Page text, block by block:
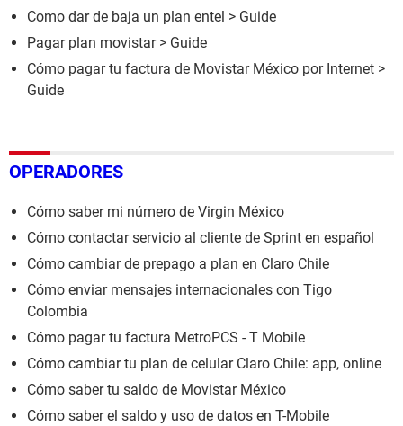
Como dar de baja un plan entel > Guide
Pagar plan movistar> Guide
Cómo pagar tu factura de Movistar México por Internet >
Guide
OPERADORES
Cómo saber mi número de Virgin México
Cómo contactar servicio al cliente de Sprint en español
Cómo cambiar de prepago a plan en Claro Chile
Cómo enviar mensajes internacionales con Tigo
Colombia
Cómo pagar tu factura MetroPCS - T Mobile
Cómo cambiar tu plan de celular Claro Chile: app, online
Cómo saber tu saldo de Movistar México
Cómo saber el saldo y uso de datos en T-Mobile